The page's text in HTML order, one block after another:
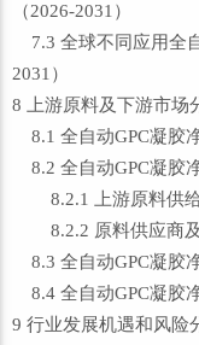
（2026-2031）
7.3 全球不同应用全
2031）
8 上游原料及下游市场
8.1 全自动GPC凝胶
8.2 全自动GPC凝胶
8.2.1 上游原料供
8.2.2 原料供应商及
8.3 全自动GPC凝胶
8.4 全自动GPC凝胶
9 行业发展机遇和风险